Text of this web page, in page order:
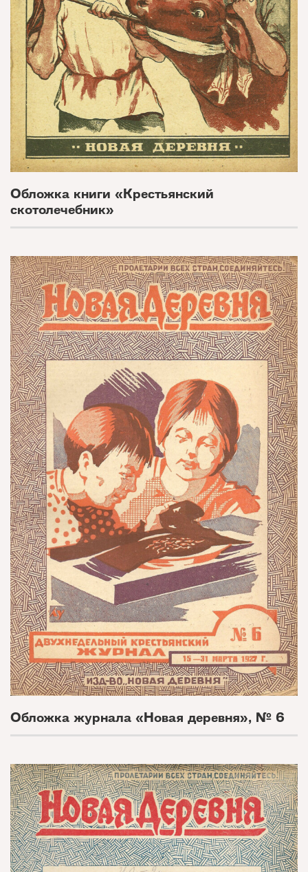
Обложка книги «Крестьянский
скотолечебник»
Обложка журнала «Новая деревня», № 6